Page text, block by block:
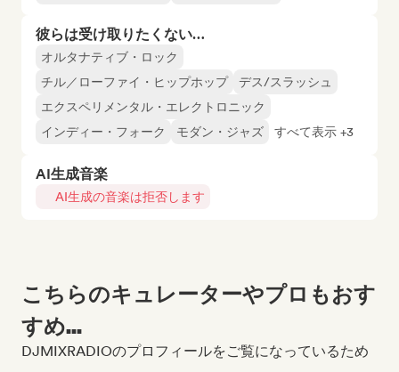
彼らは受け取りたくない…
オルタナティブ・ロック
チル／ローファイ・ヒップホップ
デス/スラッシュ
エクスペリメンタル・エレクトロニック
インディー・フォーク
モダン・ジャズ すべて表示 +3
AI生成音楽
AI生成の音楽は拒否します
こちらのキュレーターやプロもおす
すめ...
DJMIXRADIOのプロフィールをご覧になっているため